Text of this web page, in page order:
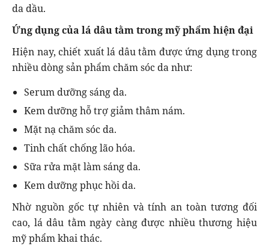
da dầu.
Ứng dụng của lá dâu tằm trong mỹ phẩm hiện đại
Hiện nay, chiết xuất lá dâu tằm được ứng dụng trong
nhiều dòng sản phẩm chăm sóc da như:
Serum dưỡng sáng da.
Kem dưỡng hỗ trợ giảm thâm nám.
Mặt nạ chăm sóc da.
Tinh chất chống lão hóa.
Sữa rửa mặt làm sáng da.
Kem dưỡng phục hồi da.
Nhờ nguồn gốc tự nhiên và tính an toàn tương đối
cao, lá dâu tằm ngày càng được nhiều thương hiệu
mỹ phẩm khai thác.